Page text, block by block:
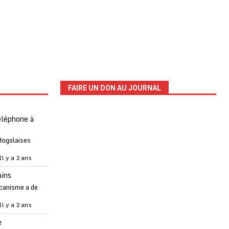
à
y a 2 ans
a de
y a 2 ans
FAIRE UN DON AU JOURNAL